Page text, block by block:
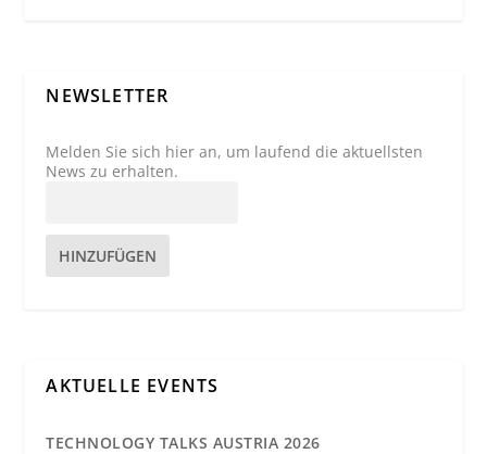
NEWSLETTER
Melden Sie sich hier an, um laufend die aktuellsten
News zu erhalten.
HINZUFÜGEN
AKTUELLE EVENTS
TECHNOLOGY TALKS AUSTRIA 2026